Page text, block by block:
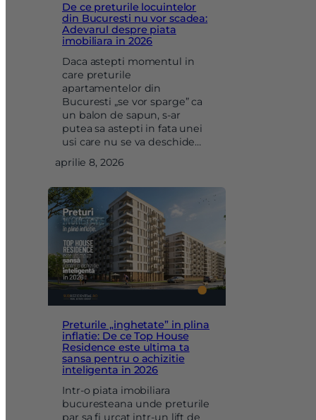
De ce preturile locuintelor
din Bucuresti nu vor scadea:
Adevarul despre piata
imobiliara in 2026
Daca astepti momentul in
care preturile
apartamentelor din
Bucuresti „se vor sparge” ca
un balon de sapun, s-ar
putea sa astepti in fata unei
usi care nu se va deschide…
aprilie 8, 2026
Preturile „inghetate” in plina
inflatie: De ce Top House
Residence este ultima ta
sansa pentru o achizitie
inteligenta in 2026
Intr-o piata imobiliara
bucuresteana unde preturile
par sa fi urcat intr-un lift de